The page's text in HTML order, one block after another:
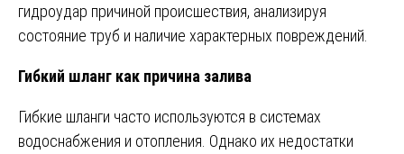
гидроудар причиной происшествия, анализируя
состояние труб и наличие характерных повреждений.
Гибкий шланг как причина залива
Гибкие шланги часто используются в системах
водоснабжения и отопления. Однако их недостатки